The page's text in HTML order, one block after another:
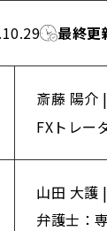
最終更
斎藤 陽介
FXトレー
山田 大護
弁護士：